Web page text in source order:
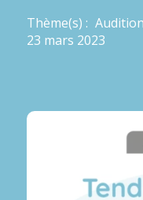
Thème(s) :
23 mars 2023